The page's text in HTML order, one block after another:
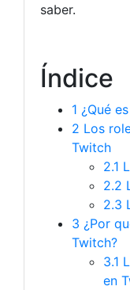
saber.
Índice
1 ¿Qué
2 Los
Twitch
2.1
2.2
2.3
3 ¿Por
Twitch?
3.1
en